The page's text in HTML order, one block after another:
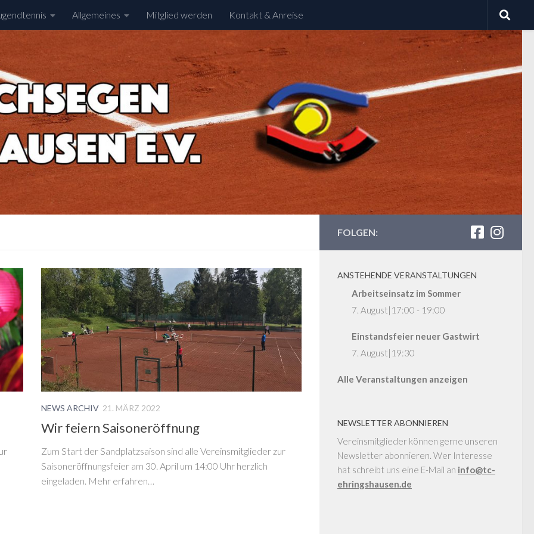
Allgemeines Mitglied werden Kontakt & Anreise
NEWS ARCHIV 21. MÄRZ 2022
Wir feiern Saisoneröffnung
Zum Start der Sandplatzsaison sind alle Vereinsmitglieder zur
Saisoneröffnungsfeier am 30. April um 14:00 Uhr herzlich
eingeladen. Mehr erfahren…
FOLGEN:
ANSTEHENDE VERANSTALTUNGEN
Arbeitseinsatz im Sommer
7. August|17:00 - 19:00
Einstandsfeier neuer Gastwirt
7. August|19:30
Alle Veranstaltungen anzeigen
NEWSLETTER ABONNIEREN
Vereinsmitglieder können gerne unseren
Newsletter abonnieren. Wer Interesse
hat schreibt uns eine E-Mail an info@tc-
ehringshausen.de